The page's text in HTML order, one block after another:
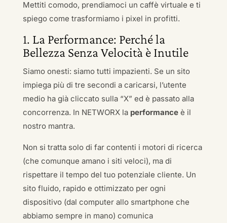
Mettiti comodo, prendiamoci un caffè virtuale e ti
spiego come trasformiamo i pixel in profitti.
1. La Performance: Perché la
Bellezza Senza Velocità è Inutile
Siamo onesti: siamo tutti impazienti. Se un sito
impiega più di tre secondi a caricarsi, l’utente
medio ha già cliccato sulla “X” ed è passato alla
concorrenza. In NETWORX la performanceè il
nostro mantra.
Non si tratta solo di far contenti i motori di ricerca
(che comunque amano i siti veloci), ma di
rispettare il tempo del tuo potenziale cliente. Un
sito fluido, rapido e ottimizzato per ogni
dispositivo (dal computer allo smartphone che
abbiamo sempre in mano) comunica